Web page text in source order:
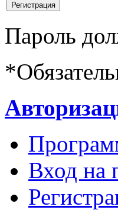
Пароль
*
Вход на